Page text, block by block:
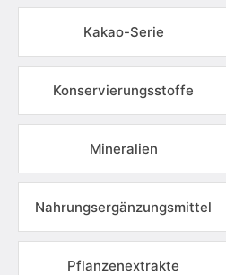
Kakao-Serie
Konservierungsstoffe
Mineralien
Nahrungsergänzungsmittel
Pflanzenextrakte